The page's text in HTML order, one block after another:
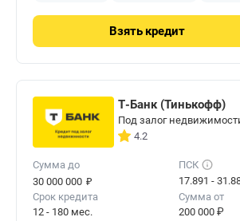
Взять кредит
Т-Банк (Тинькофф)
Под залог
4.2
Сумма до
30 000 000 ₽
ПСК
17.891 -
Срок кредита
12 - 180 мес.
Сумма от
200 000 ₽